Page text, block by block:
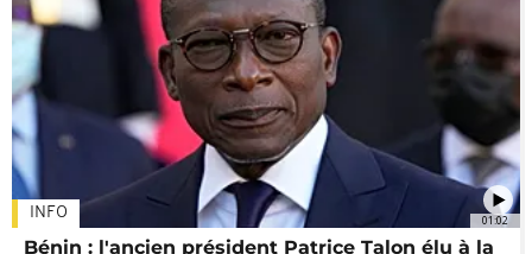
01:02
INFO
Bénin : l'ancien président Patrice Talon élu à la